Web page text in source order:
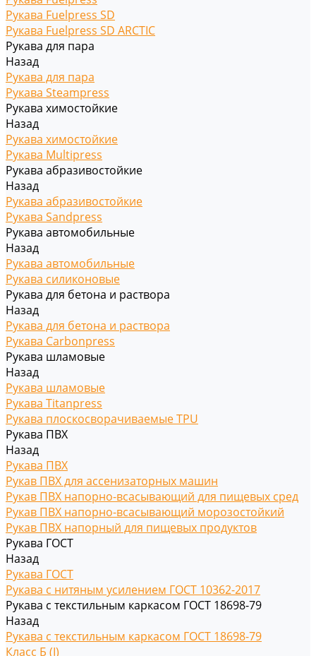
Рукава Fuelpress SD
Рукава Fuelpress SD ARCTIC
Рукава для пара
Назад
Рукава для пара
Рукава Steampress
Рукава химостойкие
Назад
Рукава химостойкие
Рукава Multipress
Рукава абразивостойкие
Назад
Рукава абразивостойкие
Рукава Sandpress
Рукава автомобильные
Назад
Рукава автомобильные
Рукава силиконовые
Рукава для бетона и раствора
Назад
Рукава для бетона и раствора
Рукава Carbonpress
Рукава шламовые
Назад
Рукава шламовые
Рукава Titanpress
Рукава плоскосворачиваемые TPU
Рукава ПВХ
Назад
Рукава ПВХ
Рукав ПВХ для ассенизаторных машин
Рукав ПВХ напорно-всасывающий для пищевых сред
Рукав ПВХ напорно-всасывающий морозостойкий
Рукав ПВХ напорный для пищевых продуктов
Рукава ГОСТ
Назад
Рукава ГОСТ
Рукава с нитяным усилением ГОСТ 10362-2017
Рукава с текстильным каркасом ГОСТ 18698-79
Назад
Рукава с текстильным каркасом ГОСТ 18698-79
Класс Б (I)